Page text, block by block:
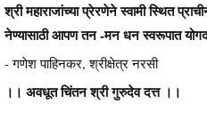
श्री महाराजांच्या प्रेरणेने स्वामी स्थित
नेण्यासाठी आपण तन -मन धन स्वरूपात
- गणेश पाहिनकर, श्रीक्षेत्र नरसी
।। अवधूत चिंतन श्री गुरुदेव दत्त ।।